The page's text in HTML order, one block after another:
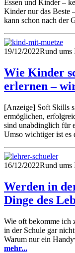
Essen und Kinder –
Kinder nur das Beste
kann schon nach der
19/12/2022Rund ums
Wie Kinder
erlernen –
[Anzeige] Soft Skills
ermöglichen,
sind unabdinglich für
Umso wichtiger ist es
16/12/2022Rund ums
Werden in
Dinge des
Wie oft bekomme ich
in der Schule gar
Warum nur ein
mehr...